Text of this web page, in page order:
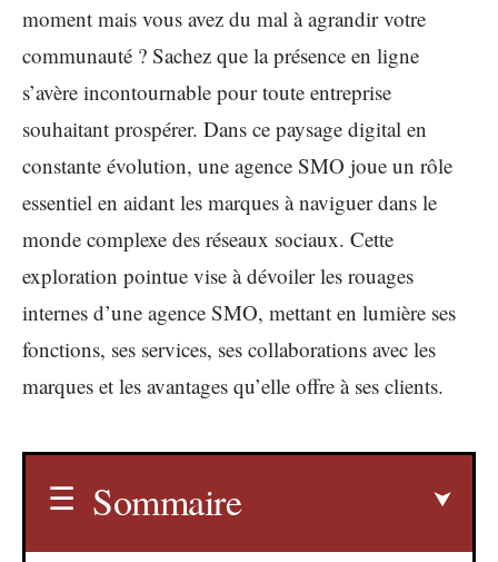
moment mais vous avez du mal à agrandir votre
communauté ? Sachez que la présence en ligne
s’avère incontournable pour toute entreprise
souhaitant prospérer. Dans ce paysage digital en
constante évolution, une agence SMO joue un rôle
essentiel en aidant les marques à naviguer dans le
monde complexe des réseaux sociaux. Cette
exploration pointue vise à dévoiler les rouages
internes d’une agence SMO, mettant en lumière ses
fonctions, ses services, ses collaborations avec les
marques et les avantages qu’elle offre à ses clients.
Sommaire